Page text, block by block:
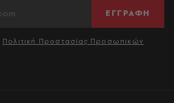
ΕΓΓΡΑΦΗ
Πολιτική Προστασίας Προσωπικών